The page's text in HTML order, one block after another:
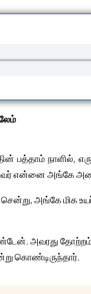
பத்தாம் நாளில்,
என்னை அங்கே
சென்று, அங்கே
அவரது
கொண்டிருந்தார்.